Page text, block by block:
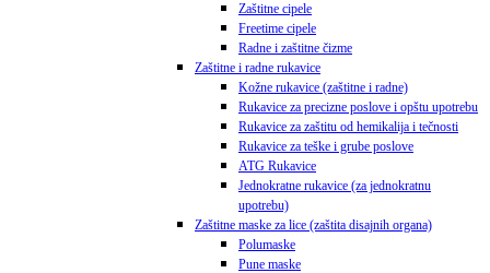
Zaštitne cipele
Freetime cipele
Radne i zaštitne čizme
Zaštitne i radne rukavice
Kožne rukavice (zaštitne i radne)
Rukavice za precizne poslove i opštu upotrebu
Rukavice za zaštitu od hemikalija i tečnosti
Rukavice za teške i grube poslove
ATG Rukavice
Jednokratne rukavice (za jednokratnu
upotrebu)
Zaštitne maske za lice (zaštita disajnih organa)
Polumaske
Pune maske